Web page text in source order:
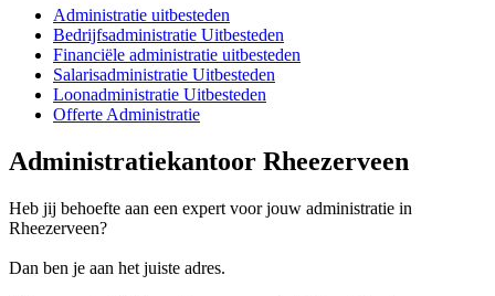
Administratie uitbesteden
Bedrijfsadministratie Uitbesteden
Financiële administratie uitbesteden
Salarisadministratie Uitbesteden
Loonadministratie Uitbesteden
Offerte Administratie
Administratiekantoor Rheezerveen
Heb jij behoefte aan een expert voor jouw administratie in
Rheezerveen?
Dan ben je aan het juiste adres.